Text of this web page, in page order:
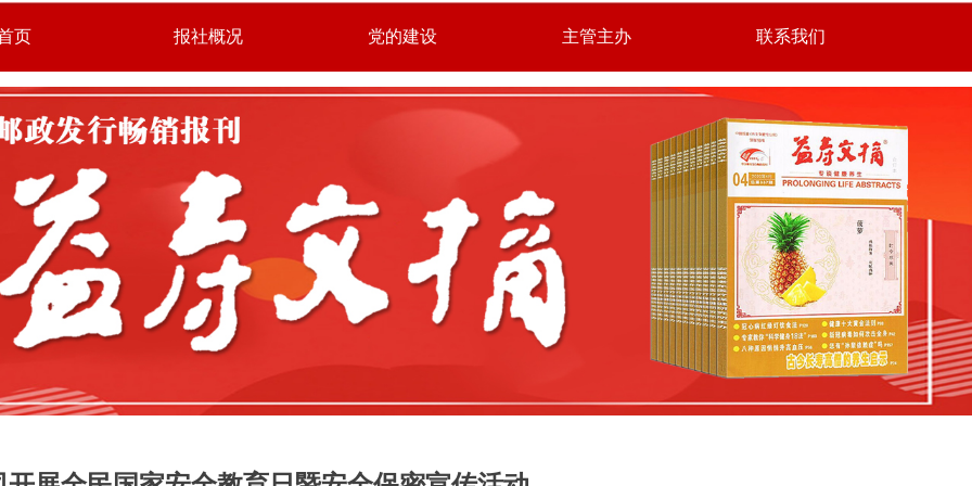
页 报社概况 党的建设 主管主办 联系我们